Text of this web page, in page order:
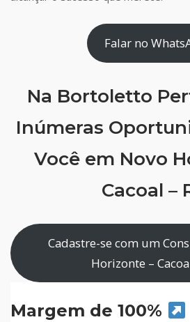
Falar no
Na Bortoletto
Inúmeras
Você em Novo
Cacoal –
Cadastre-se com um
Horizonte –
Margem de 100%